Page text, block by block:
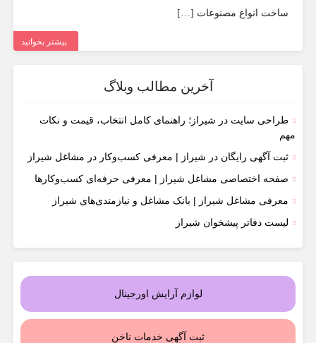
ساخت انواع مصنوعات […]
بیشتر بخوانید
آخرین مطالب وبلاگ
طراحی سایت در شیراز؛ راهنمای کامل انتخاب، قیمت و نکات
مهم
ثبت آگهی رایگان در شیراز | معرفی کسب‌وکار در مشاغل شیراز
صفحه اختصاصی مشاغل شیراز | معرفی حرفه‌ای کسب‌وکارها
معرفی مشاغل شیراز | بانک مشاغل و نیازمندی‌های شیراز
لیست دفاتر پیشخوان شیراز
لوازم آرایش اورجینال
ثبت آگهی خدمات ناخن